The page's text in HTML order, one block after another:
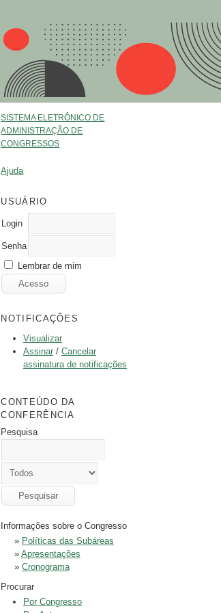
SISTEMA ELETRÔNICO DE
ADMINISTRAÇÃO DE
CONGRESSOS
Ajuda
USUÁRIO
Login
Senha
Lembrar de mim
NOTIFICAÇÕES
Visualizar
Assinar/ Cancelar
assinatura de notificações
CONTEÚDO DA
CONFERÊNCIA
Pesquisa
Informações sobre o Congresso
» Políticas das Subáreas
» Apresentações
» Cronograma
Procurar
Por Congresso